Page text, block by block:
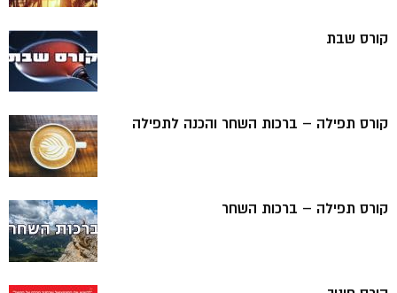
קורס שבת
קורס תפילה – ברכות השחר והכנה לתפילה
קורס תפילה – ברכות השחר